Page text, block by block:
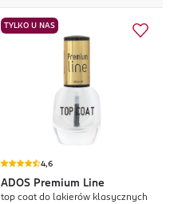
TYLKO U NAS
4,6
ADOS Premium Line
top coat do lakierów klasycznych